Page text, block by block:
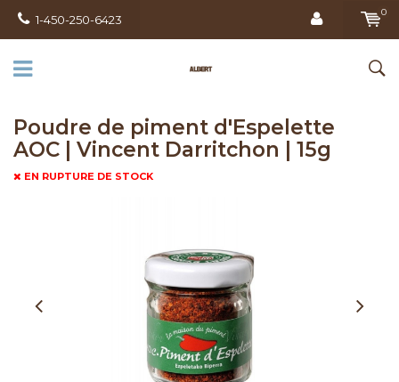
1-450-250-6423
0
Poudre de piment d'Espelette
AOC | Vincent Darritchon | 15g
EN RUPTURE DE STOCK